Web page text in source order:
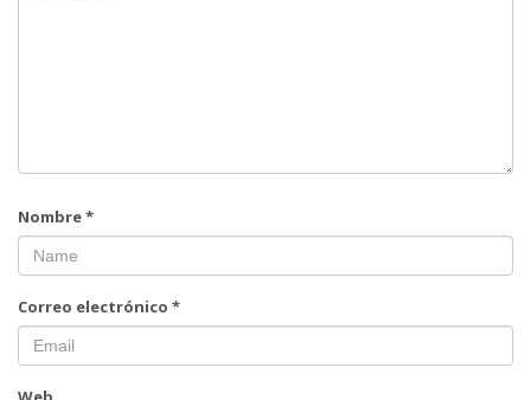
Nombre*
Correo electrónico *